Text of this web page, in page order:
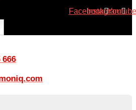
FacebookInstagramYoutube
666